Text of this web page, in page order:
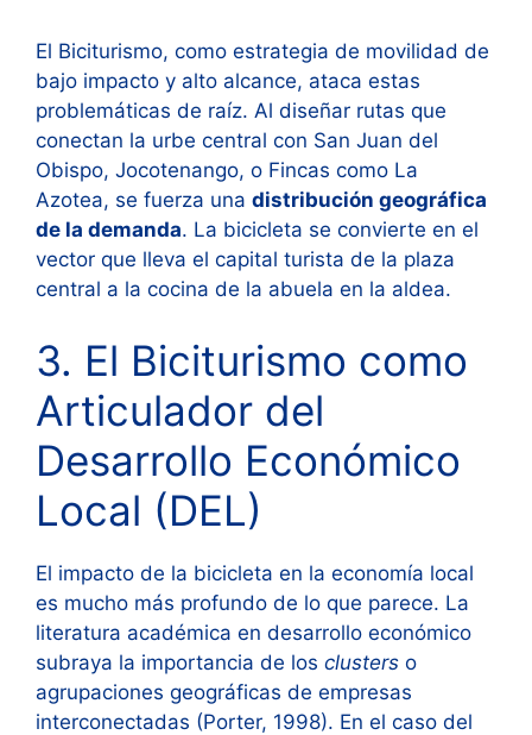
El Biciturismo, como estrategia de movilidad de
bajo impacto y alto alcance, ataca estas
problemáticas de raíz. Al diseñar rutas que
conectan la urbe central con San Juan del
Obispo, Jocotenango, o Fincas como La
Azotea, se fuerza una distribución geográfica
de la demanda. La bicicleta se convierte en el
vector que lleva el capital turista de la plaza
central a la cocina de la abuela en la aldea.
3. El Biciturismo como
Articulador del
Desarrollo Económico
Local (DEL)
El impacto de la bicicleta en la economía local
es mucho más profundo de lo que parece. La
literatura académica en desarrollo económico
subraya la importancia de los clusters o
agrupaciones geográficas de empresas
interconectadas (Porter, 1998). En el caso del